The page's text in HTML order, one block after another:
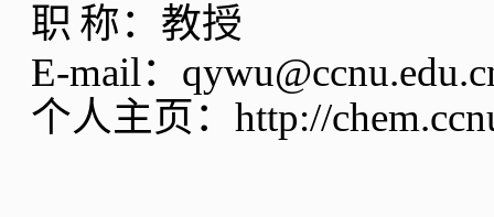
职 称：教授
E-mail：
个人主页： http://